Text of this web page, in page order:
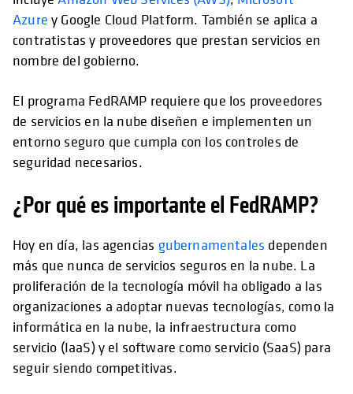
Azure y Google Cloud Platform. También se aplica a
contratistas y proveedores que prestan servicios en
nombre del gobierno.
El programa FedRAMP requiere que los proveedores
de servicios en la nube diseñen e implementen un
entorno seguro que cumpla con los controles de
seguridad necesarios.
¿Por qué es importante el FedRAMP?
Hoy en día, las agencias gubernamentales dependen
más que nunca de servicios seguros en la nube. La
proliferación de la tecnología móvil ha obligado a las
organizaciones a adoptar nuevas tecnologías, como la
informática en la nube, la infraestructura como
servicio (IaaS) y el software como servicio (SaaS) para
seguir siendo competitivas.